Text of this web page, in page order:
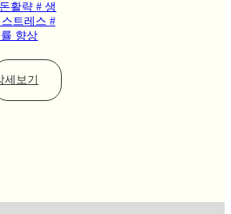
활략# 생
스트레스 #
향상
세보기